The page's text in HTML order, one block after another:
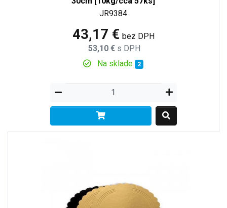
JR9384
43,17 € bez DPH
53,10 € s DPH
Na sklade 2